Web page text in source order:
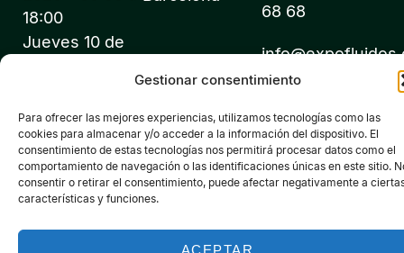
Gestionar consentimiento
Para ofrecer las mejores experiencias, utilizamos tecnologías como las
cookies para almacenar y/o acceder a la información del dispositivo. El
consentimiento de estas tecnologías nos permitirá procesar datos como el
comportamiento de navegación o las identificaciones únicas en este sitio.
consentir o retirar el consentimiento, puede afectar negativamente a
características y funciones.
ACEPTAR
18:00
Jueves 10 de
2028 – 09:00 a
18:00
68 68
Organiza: PROFEI SL – NIF: B60035490 – Registro Mercantil: